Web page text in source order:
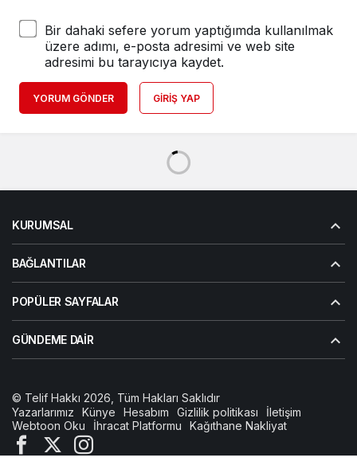
Bir dahaki sefere yorum yaptığımda kullanılmak
üzere adımı, e-posta adresimi ve web site
adresimi bu tarayıcıya kaydet.
YORUM GÖNDER GIRIŞ YAP
KURUMSAL
BAĞLANTILAR
POPÜLER SAYFALAR
GÜNDEME DAIR
© Telif Hakkı 2026, Tüm Hakları Saklıdır
Yazarlarımız
Künye Hesabım Gizlilik politikası
İletişim
Webtoon Oku
İhracat Platformu Kağıthane Nakliyat